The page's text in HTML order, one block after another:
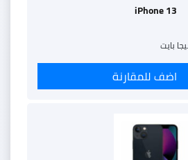
iPhone 13
اضف للمقارنة